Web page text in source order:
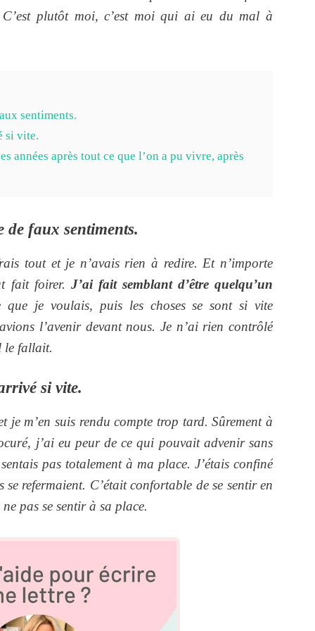
C’est plutôt moi, c’est moi qui ai eu du mal à
sentiments.
si vite.
années après tout ce que l’on a pu vivre, après
de faux sentiments.
tout et je n’avais rien à redire. Et n’importe
fait foirer. J’ai fait semblant d’être quelqu’un
je voulais, puis les choses se sont si vite
l’avenir devant nous. Je n’ai rien contrôlé
le fallait.
si vite.
je m’en suis rendu compte trop tard. Sûrement à
j’ai eu peur de ce qui pouvait advenir sans
pas totalement à ma place. J’étais confiné
refermaient. C’était confortable de se sentir en
pas se sentir à sa place.